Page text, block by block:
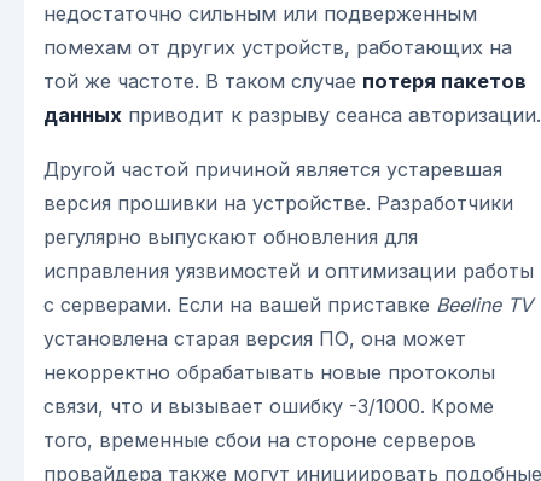
недостаточно сильным или подверженным
помехам от других устройств, работающих на
той же частоте. В таком случае потеря пакетов
данных приводит к разрыву сеанса авторизации.
Другой частой причиной является устаревшая
версия прошивки на устройстве. Разработчики
регулярно выпускают обновления для
исправления уязвимостей и оптимизации работы
с серверами. Если на вашей приставке Beeline TV
установлена старая версия ПО, она может
некорректно обрабатывать новые протоколы
связи, что и вызывает ошибку -3/1000. Кроме
того, временные сбои на стороне серверов
провайдера также могут инициировать подобные